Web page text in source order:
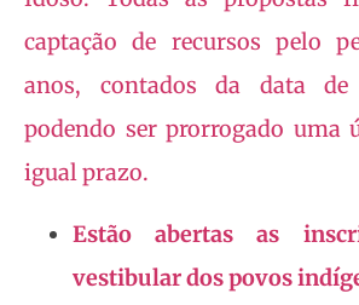
captação de recursos pelo
anos, contados da data de
podendo ser prorrogado uma
igual prazo.
Estão abertas as
vestibular dos povos